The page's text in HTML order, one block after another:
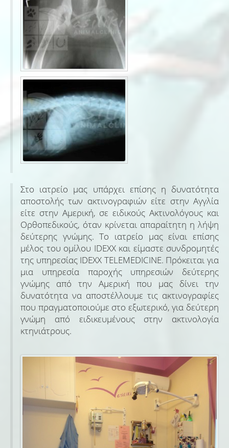
Στο ιατρείο μας υπάρχει επίσης η δυνατότητα
αποστολής των ακτινογραφιών είτε στην Αγγλία
είτε στην Αμερική, σε ειδικούς Ακτινολόγους και
Ορθοπεδικούς, όταν κρίνεται απαραίτητη η λήψη
δεύτερης γνώμης. Το ιατρείο μας είναι επίσης
μέλος του ομίλου IDEXX και είμαστε συνδρομητές
της υπηρεσίας IDEXX TELEMEDICINE. Πρόκειται για
μια υπηρεσία παροχής υπηρεσιών δεύτερης
γνώμης από την Αμερική που μας δίνει την
δυνατότητα να αποστέλλουμε τις ακτινογραφίες
που πραγματοποιούμε στο εξωτερικό, για δεύτερη
γνώμη από ειδικευμένους στην ακτινολογία
κτηνιάτρους.